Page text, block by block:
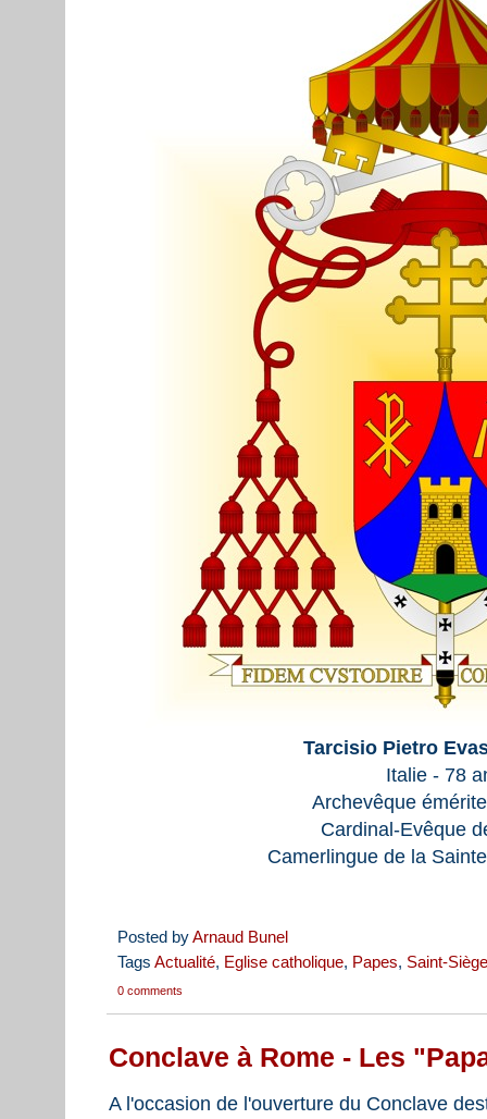
Tarcisio Pietro
Italie - 78
Archevêque
Cardinal-Evêque
Camerlingue de la
Posted byArnaud Bunel
Tags Actualité, Eglise catholique, Papes, Saint-Siège
0 comments
Conclave à Rome - Les
A l'occasion de l'ouverture du Conclave